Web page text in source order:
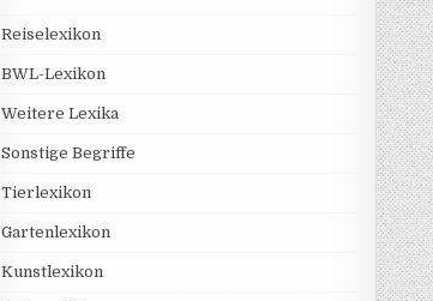
Reiselexikon
BWL-Lexikon
Weitere Lexika
Sonstige Begriffe
Tierlexikon
Gartenlexikon
Kunstlexikon